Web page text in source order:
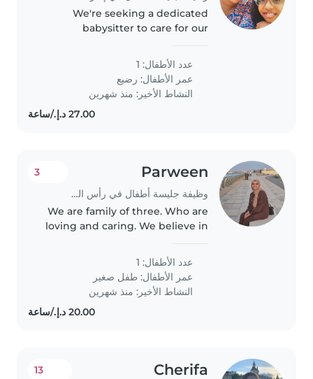
We're seeking a dedicated
babysitter to care for our
home. We'd love someone
comfortable with assisting with
light homework tasks. If you're
patient,..
عدد الأطفال: 1
عمر الأطفال: رضيع
النشاط الأخير: منذ شهرين
Parween
وظيفة جليسة أطفال في رأس الخيمة
3
We are family of three. Who are
loving and caring. We believe in
sitter ia good .we will pour more
love to her. We love our son so
much. We need a trustful..
عدد الأطفال: 1
عمر الأطفال: طفل صغير
النشاط الأخير: منذ شهرين
Cherifa
13